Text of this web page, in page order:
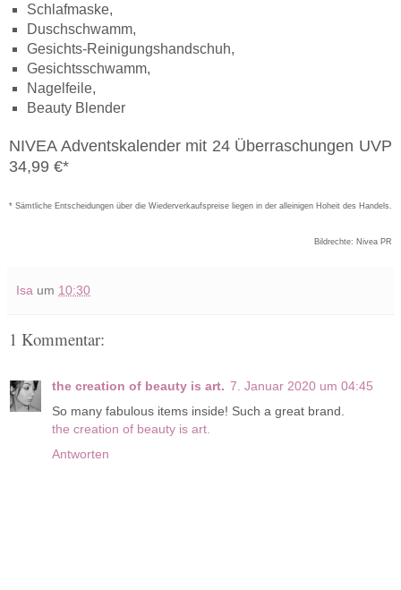
Schlafmaske,
Duschschwamm,
Gesichts-Reinigungshandschuh,
Gesichtsschwamm,
Nagelfeile,
Beauty Blender
NIVEA Adventskalender mit 24 Überraschungen UVP
34,99 €*
* Sämtliche Entscheidungen über die Wiederverkaufspreise liegen in der alleinigen Hoheit des Handels.
Bildrechte: Nivea PR
Isa um 10:30
1 Kommentar:
the creation of beauty is art. 7. Januar 2020 um 04:45
So many fabulous items inside! Such a great brand.
the creation of beauty is art.
Antworten